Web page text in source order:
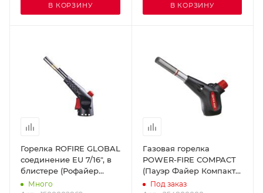
В КОРЗИНУ В КОРЗИНУ
Горелка ROFIRE GLOBAL
соединение EU 7/16", в
блистере (Рофайер
Глобал) ROTHENBERGER
Много
Газовая горелка
POWER-FIRE COMPACT
(Пауэр Файер Компакт)
SUPER-EGO 254800000
Под заказ